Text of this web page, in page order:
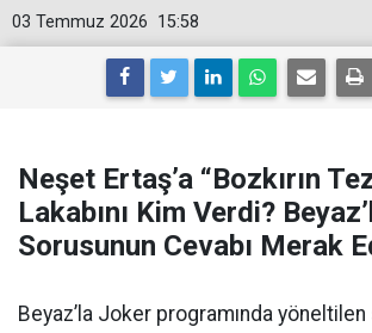
15:58
03 Temmuz 2026
Neşet Ertaş’a “Bozkırın
Lakabını Kim Verdi?
Sorusunun Cevabı Merak
Beyaz’la Joker programında